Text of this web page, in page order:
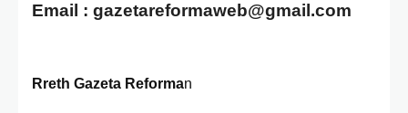
Email : gazetareformaweb@gmail.com
Rreth Gazeta Reforman